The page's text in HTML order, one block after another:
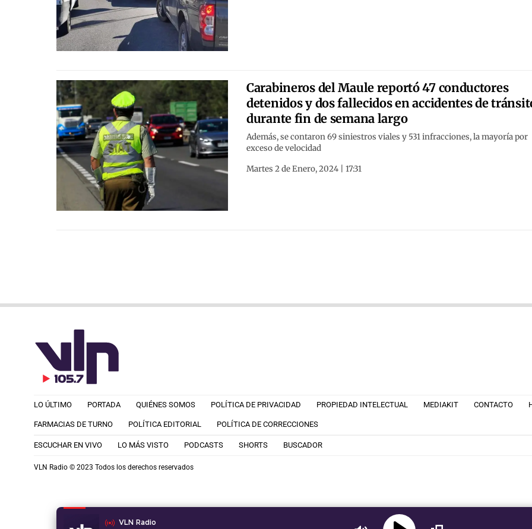
Carabineros del Maule reportó 47 conductores
detenidos y dos fallecidos en accidentes de
durante fin de semana largo
Además, se contaron 69 siniestros viales y 531 infracciones, la mayoría por
exceso de velocidad
Martes 2 de Enero, 2024 | 17:31
VLN Radio
LO ÚLTIMO PORTADA QUIÉNES SOMOS POLÍTICA DE PRIVACIDAD PROPIEDAD INTELECTUAL MEDIAKIT CONTACTO
FARMACIAS DE TURNO POLÍTICA EDITORIAL POLÍTICA DE CORRECCIONES
ESCUCHAR EN VIVO LO MÁS VISTO PODCASTS SHORTS BUSCADOR
VLN Radio © 2023 Todos los derechos reservados